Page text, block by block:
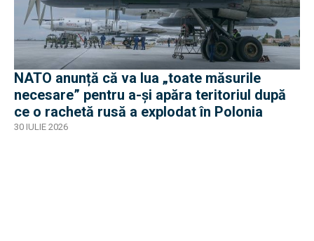
NATO anunță că va lua „toate măsurile
necesare” pentru a-și apăra teritoriul după
ce o rachetă rusă a explodat în Polonia
30 IULIE 2026